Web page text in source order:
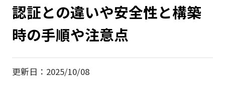
認証との違いや安全性と構築
時の手順や注意点
更新日：2025/10/08